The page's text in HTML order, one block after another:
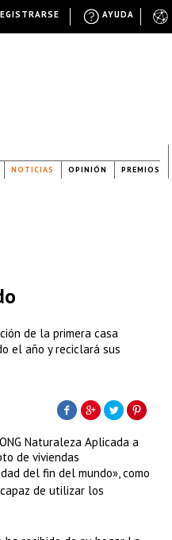
NOTICIAS OPINIÓN PREMIOS
de la primera casa
el año y reciclará sus
Naturaleza Aplicada a
de viviendas
del fin del mundo», como
de utilizar los
AYUDA